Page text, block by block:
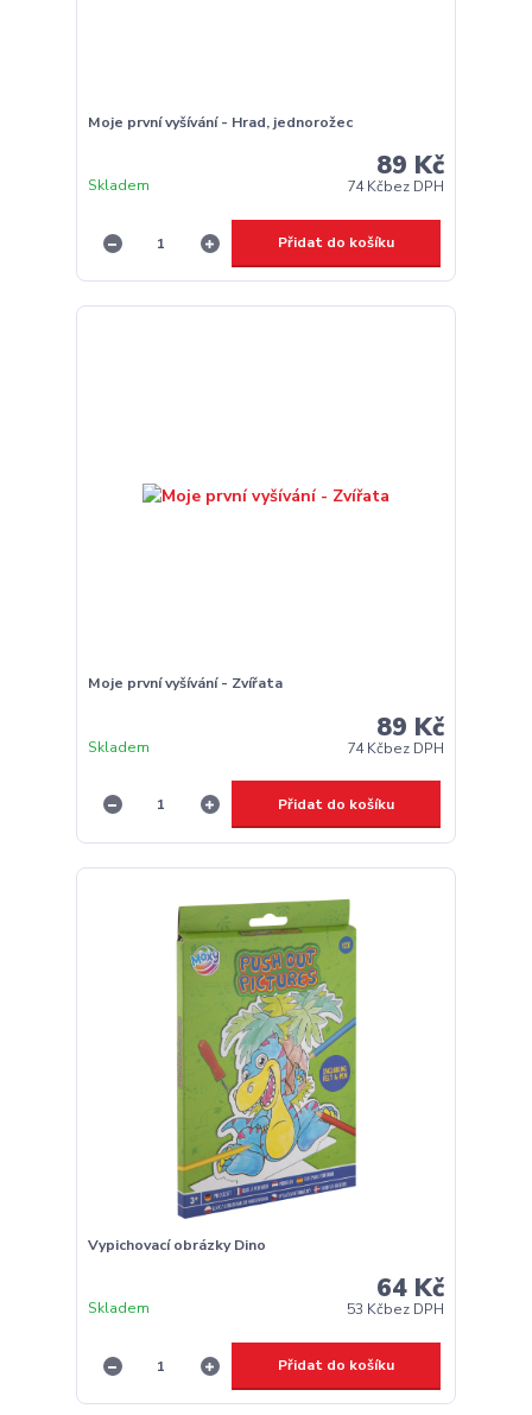
Moje první vyšívání - Hrad, jednorožec
89 Kč
74 Kčbez DPH
Skladem
Přidat do košíku
Moje první vyšívání - Zvířata
89 Kč
74 Kčbez DPH
Skladem
Přidat do košíku
Vypichovací obrázky Dino
64 Kč
53 Kčbez DPH
Skladem
Přidat do košíku